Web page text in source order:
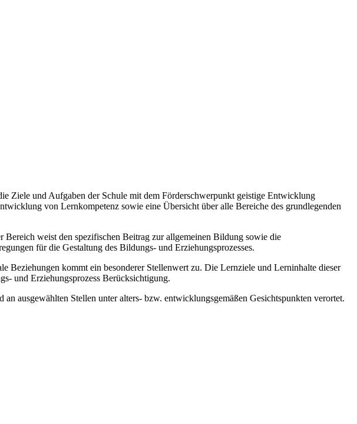
Ziele und Aufgaben der Schule mit dem Förderschwerpunkt geistige Entwicklung
von Lernkompetenz sowie eine Übersicht über alle Bereiche des grundlegenden
weist den spezifischen Beitrag zur allgemeinen Bildung sowie die
für die Gestaltung des Bildungs- und Erziehungsprozesses.
kommt ein besonderer Stellenwert zu. Die Lernziele und Lerninhalte dieser
und Erziehungsprozess Berücksichtigung.
ausgewählten Stellen unter alters- bzw. entwicklungsgemäßen Gesichtspunkten verortet.